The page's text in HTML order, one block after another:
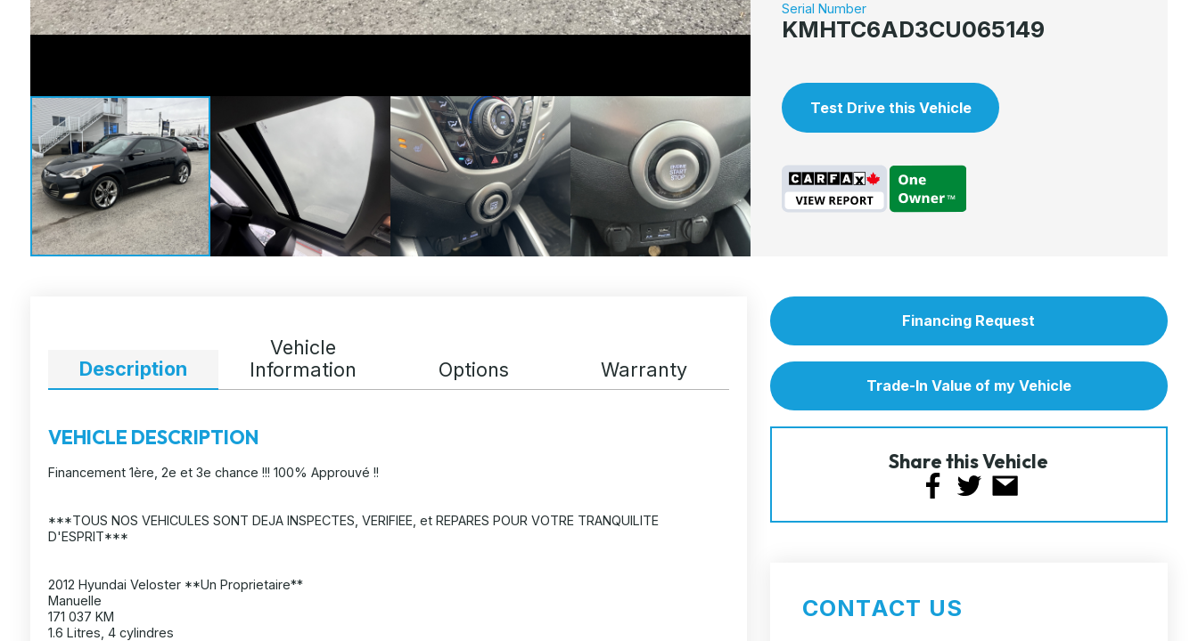
Serial Number
KMHTC6AD3CU065149
Test Drive this Vehicle
Description
Vehicle
Information
Options Warranty
VEHICLE DESCRIPTION
Financement 1ère, 2e et 3e chance !!! 100% Approuvé !!
***TOUS NOS VEHICULES SONT DEJA INSPECTES, VERIFIEE, et REPARES POUR VOTRE TRANQUILITE
D'ESPRIT***
2012 Hyundai Veloster **Un Proprietaire**
Manuelle
171 037 KM
1.6 Litres, 4 cylindres
Financing Request
Trade-In Value of my Vehicle
Share this Vehicle
CONTACT US